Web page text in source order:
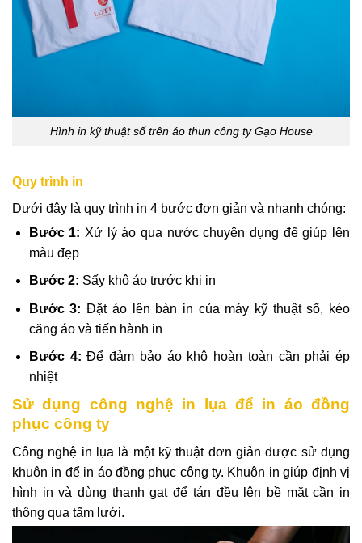
Hình in kỹ thuật số trên áo thun công ty Gạo House
Quy trình in
Dưới đây là quy trình in 4 bước đơn giản và nhanh chóng:
Bước 1: Xử lý áo qua nước chuyên dụng để giúp lên
màu đẹp
Bước 2: Sấy khô áo trước khi in
Bước 3: Đặt áo lên bàn in của máy kỹ thuật số, kéo
căng áo và tiến hành in
Bước 4: Để đảm bảo áo khô hoàn toàn cần phải ép
nhiệt
Sử dụng công nghệ in lụa để in áo đồng
phục công ty
Công nghệ in lụa là một kỹ thuật đơn giản được sử dụng
khuôn in để in áo đồng phục công ty. Khuôn in giúp định vị
hình in và dùng thanh gạt để tán đều lên bề mặt cần in
thông qua tấm lưới.